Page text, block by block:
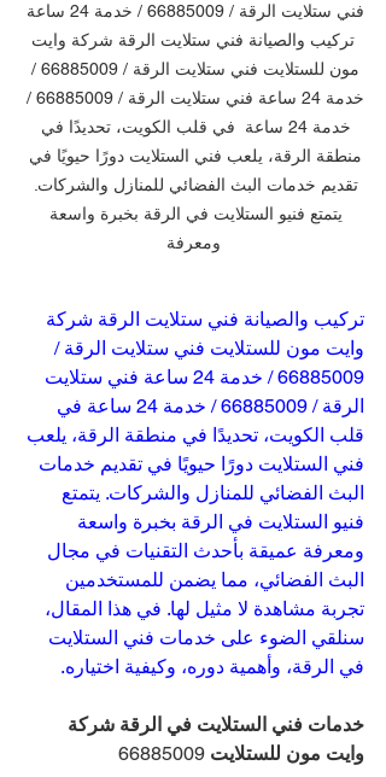
فني ستلايت الرقة / 66885009 / خدمة 24 ساعة
تركيب والصيانة فني ستلايت الرقة شركة وايت
مون للستلايت فني ستلايت الرقة / 66885009 /
خدمة 24 ساعة فني ستلايت الرقة / 66885009 /
خدمة 24 ساعة  في قلب الكويت، تحديدًا في
منطقة الرقة، يلعب فني الستلايت دورًا حيويًا في
تقديم خدمات البث الفضائي للمنازل والشركات.
يتمتع فنيو الستلايت في الرقة بخبرة واسعة
ومعرفة
تركيب والصيانة فني ستلايت الرقة شركة
وايت مون للستلايت فني ستلايت الرقة /
66885009 / خدمة 24 ساعة فني ستلايت
الرقة / 66885009 / خدمة 24 ساعة في
قلب الكويت، تحديدًا في منطقة الرقة، يلعب
فني الستلايت دورًا حيويًا في تقديم خدمات
البث الفضائي للمنازل والشركات. يتمتع
فنيو الستلايت في الرقة بخبرة واسعة
ومعرفة عميقة بأحدث التقنيات في مجال
البث الفضائي، مما يضمن للمستخدمين
تجربة مشاهدة لا مثيل لها. في هذا المقال،
سنلقي الضوء على خدمات فني الستلايت
في الرقة، وأهمية دوره، وكيفية اختياره.
خدمات فني الستلايت في الرقة شركة
وايت مون للستلايت 66885009